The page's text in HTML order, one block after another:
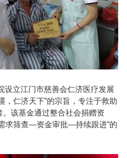
设立江门市慈善会仁济医疗发展
，仁济天下”的宗旨，专注于救助
该基金通过整合社会捐赠资
求筛查—资金审批—持续跟进”的